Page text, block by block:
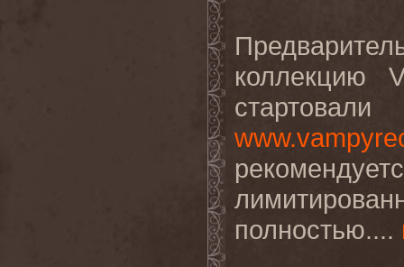
коллекцию
полностью....